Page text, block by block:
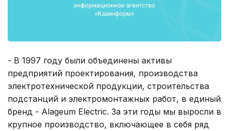
- В 1997 году были объединены активы
предприятий проектирования, производства
электротехнической продукции, строительства
подстанций и электромонтажных работ, в единый
бренд - Аlageum Electric. За эти годы мы выросли в
крупное производство, включающее в себя ряд